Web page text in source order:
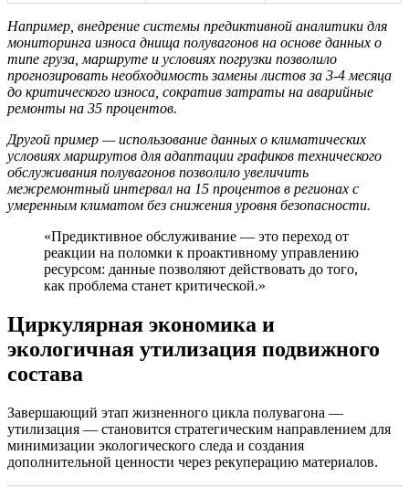
Например, внедрение системы предиктивной аналитики для
мониторинга износа днища полувагонов на основе данных о
типе груза, маршруте и условиях погрузки позволило
прогнозировать необходимость замены листов за 3-4 месяца
до критического износа, сократив затраты на аварийные
ремонты на 35 процентов.
Другой пример — использование данных о климатических
условиях маршрутов для адаптации графиков технического
обслуживания полувагонов позволило увеличить
межремонтный интервал на 15 процентов в регионах с
умеренным климатом без снижения уровня безопасности.
«Предиктивное обслуживание — это переход от
реакции на поломки к проактивному управлению
ресурсом: данные позволяют действовать до того,
как проблема станет критической.»
Циркулярная экономика и
экологичная утилизация подвижного
состава
Завершающий этап жизненного цикла полувагона —
утилизация — становится стратегическим направлением для
минимизации экологического следа и создания
дополнительной ценности через рекуперацию материалов.